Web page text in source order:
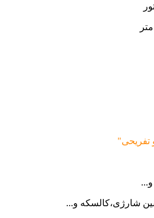
تفریحی"
شارژی،کالسکه و...